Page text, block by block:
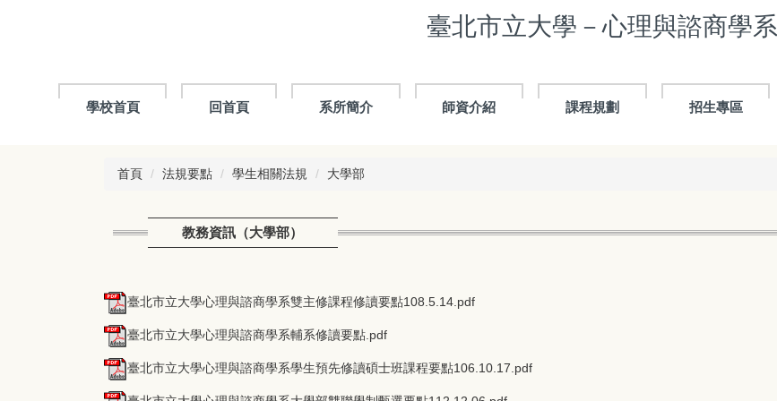
臺北市立大學－心理與諮商學系
學校首頁 回首頁 系所簡介 師資介紹 課程規劃 招生專區
首頁 法規要點 學生相關法規 大學部
教務資訊（大學部）
臺北市立大學心理與諮商學系雙主修課程修讀要點108.5.14.pdf
臺北市立大學心理與諮商學系輔系修讀要點.pdf
臺北市立大學心理與諮商學系學生預先修讀碩士班課程要點106.10.17.pdf